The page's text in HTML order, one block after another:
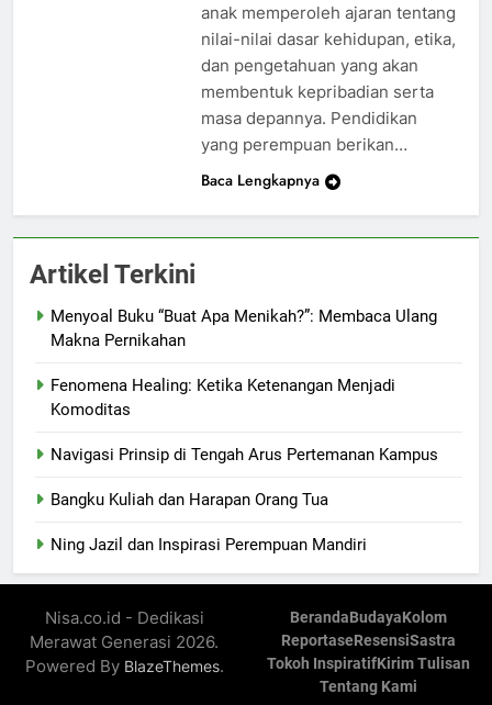
anak memperoleh ajaran tentang
nilai-nilai dasar kehidupan, etika,
dan pengetahuan yang akan
membentuk kepribadian serta
masa depannya. Pendidikan
yang perempuan berikan…
Baca Lengkapnya
Artikel Terkini
Menyoal Buku “Buat Apa Menikah?”: Membaca Ulang
Makna Pernikahan
Fenomena Healing: Ketika Ketenangan Menjadi
Komoditas
Navigasi Prinsip di Tengah Arus Pertemanan Kampus
Bangku Kuliah dan Harapan Orang Tua
Ning Jazil dan Inspirasi Perempuan Mandiri
Nisa.co.id - Dedikasi
Merawat Generasi 2026.
Powered By BlazeThemes.
BerandaBudayaKolom
ReportaseResensiSastra
Tokoh InspiratifKirim Tulisan
Tentang Kami